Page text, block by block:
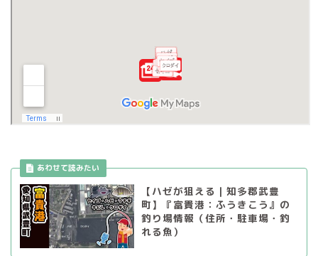
【ハゼが狙える｜知多郡武豊
町】『富貴港：ふうきこう』の
釣り場情報（住所・駐車場・釣
れる魚）